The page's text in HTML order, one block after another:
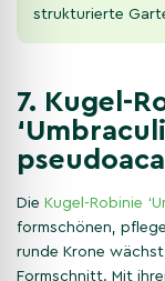
strukturierte
7. Kugel-
Die Kugel-Robinie
formschönen,
runde Krone
Formschnitt. Mit